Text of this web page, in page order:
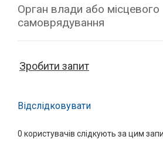
Орган влади або місцевого
самоврядування
Зробити запит
Відслідковувати
0 користувачів слідкують за цим